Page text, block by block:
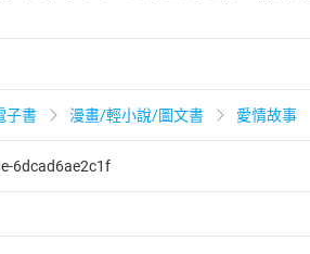
子書 漫畫/輕小說/圖文書 愛情故事
6dcad6ae2c1f